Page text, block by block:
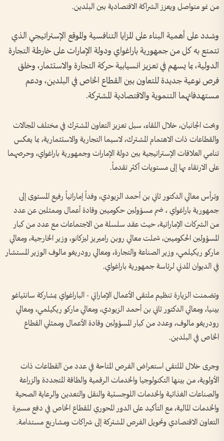
من نمو متواصل ويعزز الشراكة الاقتصادية بين البلدين.
وشدد على أهمية البناء على المزايا التنافسية والموقع الإستراتيجي الذي
تتمتع به كل من جمهورية باراغواي ودولة الإمارات على خارطة التجارة
الدولية، بما يسهم في تعزيز انسيابية حركة التجارة والاستثمار، وخلق
فرص نوعية جديدة للتعاون بين القطاع الخاص في البلدين، ودعم
مستهدفاتهما التنموية والاقتصادية المشتركة.
وبحث الجانبان، خلال اللقاء، سبل تعزيز التعاون المشترك في مختلف المجالات
والقطاعات ذات الاهتمام المشترك، لاسيما التجارية والاستثمارية، بما يعكس
تنامي العلاقات الإستراتيجية بين دولة الإمارات وجمهورية باراغواي، وحرصهما
على الارتقاء بها إلى مستويات أكثر تقدماً.
وترأس معالي الدكتور ثاني بن أحمد الزيودي، وفداً إماراتياً رفيع المستوى إلى
جمهورية باراغواي ، ضم مسؤولين حكوميين وقادة أعمال وممثلين عن عدد
من الشركات الإماراتية، حيث عقد سلسلة من الاجتماعات مع عدد من كبار
المسؤولين الحكوميين، شملت معالي روبن راميريز ليزكانو، وزير الخارجية، ومعالي
ماركو ريكيلمي، وزير الصناعة والتجارة، ومعالي رودريغو مالوف الوزير المستشار
في الديوان المدني لرئاسة جمهورية باراغواي.
وتضمنت الزيارة تنظيم ملتقى الأعمال الإماراتي - الباراغواي بمشاركة سانتياغو
بينيا، ومعالي الدكتور ثاني بن أحمد الزيودي، ومعالي ماركو ريكيلمي، ومعالي
رودريغو مالوف، وعدد من كبار المسؤولين وقادة الأعمال وممثلي القطاع
الخاص في البلدين.
وجرى خلال الملتقى استعراض الفرص المتاحة في عدد من القطاعات ذات
الأولوية، من بينها التكنولوجيا والخدمات الرقمية والطاقة المتجددة والزراعة
والصناعات الغذائية والخدمات اللوجستية والنقل والتعدين والرعاية الصحية
والخدمات المالية، مع التأكيد على الدور المحوري للقطاع الخاص في دفع مسيرة
التعاون الاقتصادي وتحويل الفرص المشتركة إلى شراكات ومشاريع مستدامة.